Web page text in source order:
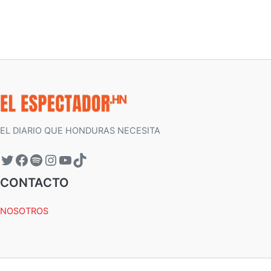
EL DIARIO QUE HONDURAS NECESITA
CONTACTO
NOSOTROS